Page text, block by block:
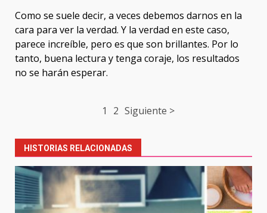
Como se suele decir, a veces debemos darnos en la
cara para ver la verdad. Y la verdad en este caso,
parece increíble, pero es que son brillantes. Por lo
tanto, buena lectura y tenga coraje, los resultados
no se harán esperar.
1 2 Siguiente >
HISTORIAS RELACIONADAS